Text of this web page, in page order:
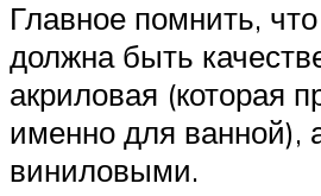
Главное помнить,
должна быть
акриловая (которая
именно для ванной),
виниловыми.